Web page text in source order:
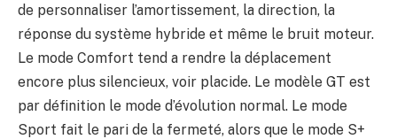
de personnaliser l’amortissement, la direction, la
réponse du système hybride et même le bruit moteur.
Le mode Comfort tend a rendre la déplacement
encore plus silencieux, voir placide. Le modèle GT est
par définition le mode d’évolution normal. Le mode
Sport fait le pari de la fermeté, alors que le mode S+